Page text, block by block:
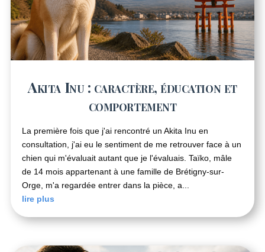
Akita Inu : caractère, éducation et
comportement
La première fois que j'ai rencontré un Akita Inu en
consultation, j'ai eu le sentiment de me retrouver face à un
chien qui m'évaluait autant que je l'évaluais. Taïko, mâle
de 14 mois appartenant à une famille de Brétigny-sur-
Orge, m'a regardée entrer dans la pièce, a...
lire plus